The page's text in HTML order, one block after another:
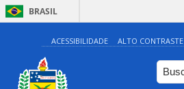
BRASIL
ACESSIBILIDADE ALTO CONTRASTE